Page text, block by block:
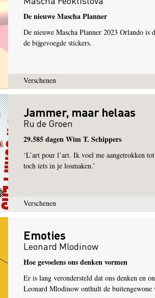
De nieuwe Mascha Planner
De nieuwe Mascha Planner 2023 Orlando is
de bijgevoegde stickers.
Verschenen
Jammer, maar helaas
Ru de Groen
29.585 dagen Wim T. Schippers
‘L’art pour l’art. Ik voel me aangetrokken
toch iets in je losmaken.’
Verschenen
Emoties
Leonard Mlodinow
Hoe gevoelens ons denken vormen
Er is lang verondersteld dat ons denken en
Leonard Mlodinow onthult de buitengewone